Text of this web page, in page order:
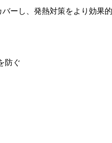
ーし、発熱対策をより効果
防ぐ